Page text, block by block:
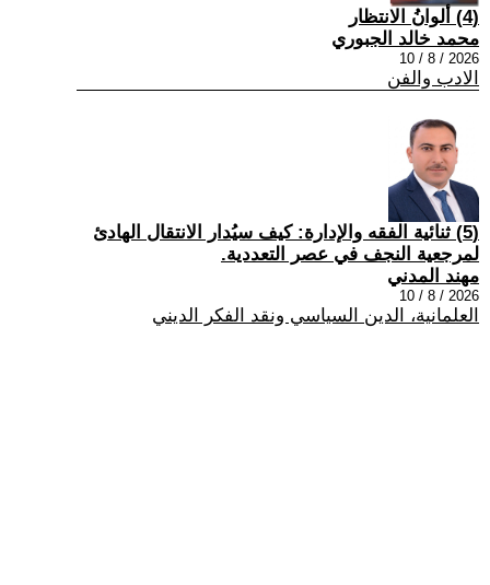
(4) ألوانُ الانتظار
محمد خالد الجبوري
2026 / 8 / 10
الادب والفن
(5) ثنائية الفقه والإدارة: كيف سيُدار الانتقال الهادئ
لمرجعية النجف في عصر التعددية.
مهند المدني
2026 / 8 / 10
العلمانية، الدين السياسي ونقد الفكر الديني